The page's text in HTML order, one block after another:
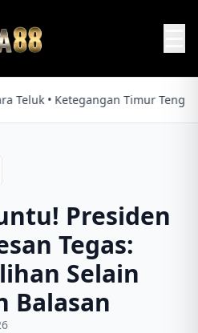
• Ketegangan Timur Tengah
Presiden
Tegas:
Selain
Balasan